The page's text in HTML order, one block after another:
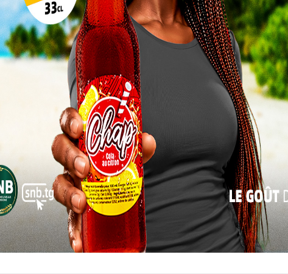
« Je
microfinance dans la préfecture de la Kozah, dans la
il conclu.
FARDA Poyodi, a situé l’importance du thème
a permis de faire le bilan des activités de
résultats et d’identifier les difficultés rencontrées.
les membres à renforcer leur engagement. «
constitue aujourd’hui une exigence majeure dans la
au système financier décentralisé », a-t-il précisé.
institutionnelle au
KARA, Mme Diane LOKOU, a pris la parole pour
Le capital social est la fondation de notre institution.
24
31
« Juil